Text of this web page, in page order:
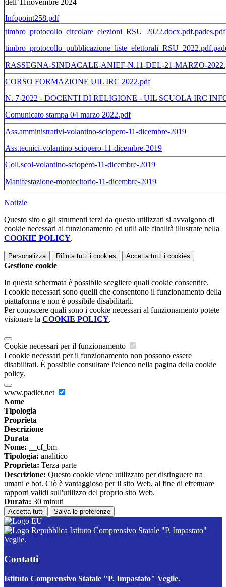
dell’11novembre 2024
Infopoint258.pdf
timbro_protocollo_circolare_elezioni_RSU_2022.docx.pdf.pades.pdf
RASSEGNA-SINDACALE-ANIEF-N.11-DEL-21-MARZO-
CORSO FORMAZIONE UIL IRC 2022.pdf
N. 7-2022 - DOCENTI DI RELIGIONE - UIL SCUOLA IRC
Comunicato stampa 04 marzo 2022.pdf
Ass.amministrativi-volantino-sciopero-11-dicembre-2019
Ass.tecnici-volantino-sciopero-11-dicembre-2019
Coll.scol-volantino-sciopero-11-dicembre-2019
Manifestazione-montecitorio-11-dicembre-2019
Notizie
Questo sito o gli strumenti terzi da questo utilizzati si avvalgono di
cookie necessari al funzionamento ed utili alle finalità illustrate nella
COOKIE POLICY.
Personalizza Rifiuta tutti i cookies Accetta tutti i cookies
Gestione cookie
In questa schermata è possibile scegliere quali cookie consentire.
I cookie necessari sono quelli che consentono il funzionamento della
piattaforma e non è possibile disabilitarli.
Per conoscere quali sono i cookie necessari al funzionamento potete
visionare la COOKIE POLICY.
Cookie necessari per il funzionamento
I cookie necessari per il funzionamento non possono essere
disabilitati. È possibile consultare l'elenco nella pagina della cookie
policy.
www.padlet.net
Nome
Tipologia
Proprieta
Descrizione
Durata
Nome: __cf_bm
Tipologia: analitico
Proprieta: Terza parte
Descrizione: Questo cookie viene utilizzato per distinguere tra
umani e bot. Ciò è vantaggioso per il sito Web, al fine di effettuare
rapporti validi sull'utilizzo del proprio sito Web.
Durata: 30 minuti
Accetta tutti Salva le preferenze
Istituto Comprensivo Statale "P. Impastato"
Veglie.
Contatti
Istituto Comprensivo Statale "P. Impastato" Veglie.